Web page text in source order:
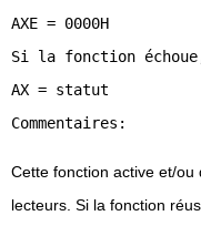
AXE = 0000H
Si la fonction
AX = statut
Cette fonction active et/
lecteurs. Si la fonction